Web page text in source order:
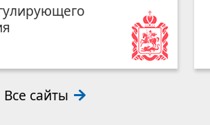
Все сайты